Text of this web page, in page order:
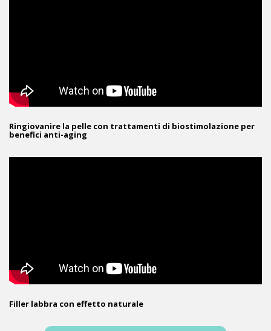
Ringiovanire la pelle con trattamenti di biostimolazione per
benefici anti-aging
Filler labbra con effetto naturale